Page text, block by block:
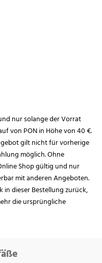
nur solange der Vorrat
von PON in Höhe von 40 €.
gilt nicht für vorherige
möglich. Ohne
Shop gültig und nur
mit anderen Angeboten.
in dieser Bestellung zurück,
die ursprüngliche